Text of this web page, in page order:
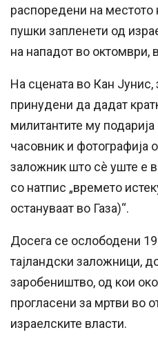
распоредени на
пушки запленети од
на нападот во октомври,
На сцената во Кан
принудени да дадат
милитантите му
часовник и фотографија
заложник што сè уште е
со натпис „времето
остануваат во Газа)“.
Досега се ослободени
тајландски заложници,
заробеништво, од кои
прогласени за мртви во
израелските власти.